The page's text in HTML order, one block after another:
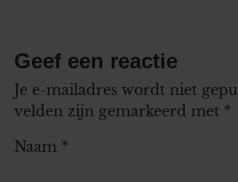
Geef een reactie
Je e-mailadres wordt niet
velden zijn gemarkeerd met *
Naam *